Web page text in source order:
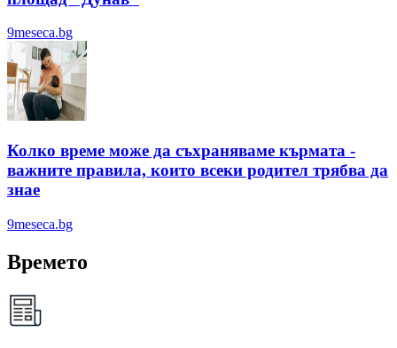
9meseca.bg
Колко време може да съхраняваме кърмата -
важните правила, които всеки родител трябва да
знае
9meseca.bg
Времето